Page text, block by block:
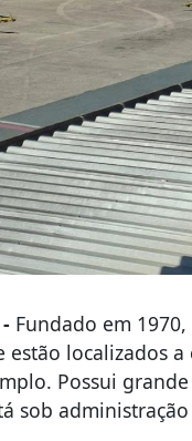
Fundado em
localizados
Possui
sob